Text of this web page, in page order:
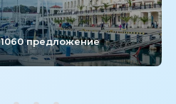
1060 предложение